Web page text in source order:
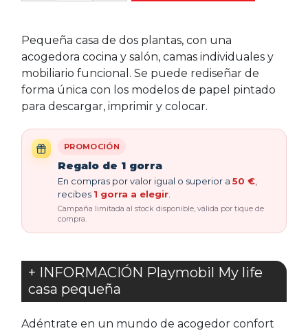
Pequeña casa de dos plantas, con una
acogedora cocina y salón, camas individuales y
mobiliario funcional. Se puede rediseñar de
forma única con los modelos de papel pintado
para descargar, imprimir y colocar.
PROMOCIÓN
Regalo de 1 gorra
En compras por valor igual o superior a 50 €
recibes 1 gorra a elegir
Campaña limitada al stock disponible, válida por tique de
compra.
+ INFORMACIÓN Playmobil My life
casa pequeña
Adéntrate en un mundo de acogedor confort